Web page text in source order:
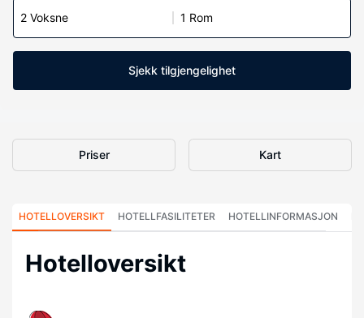
2 Voksne 1 Rom
Sjekk tilgjengelighet
Priser Kart
HOTELLOVERSIKT HOTELLFASILITETER HOTELLINFORMASJON
Hotelloversikt